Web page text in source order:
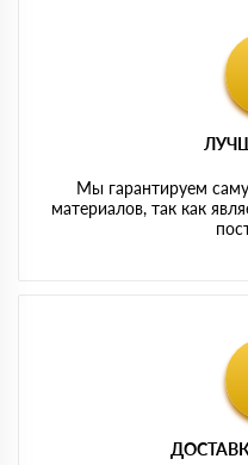
Мы гарантируем
материалов, так как